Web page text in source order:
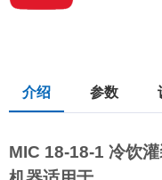
介绍 参数
MIC 18-18-1 冷饮